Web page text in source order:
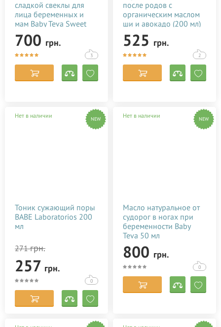
сладкой свеклы для
лица беременных и
мам Baby Teva Sweet
Soap 180 мл
700 грн.
3
после родов с
органическим маслом
ши и авокадо (200 мл)
525 грн.
2
Нет в наличии NEW
Тоник сужающий поры
BABE Laboratorios 200
мл
271грн.
257 грн.
0
Нет в наличии NEW
Масло натуральное от
судорог в ногах при
беременности Baby
Teva 50 мл
800 грн.
0